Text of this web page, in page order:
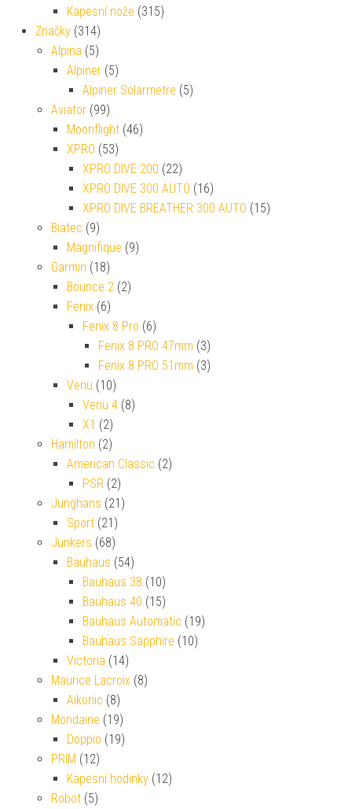
Kapesní nože (315)
Značky (314)
Alpina (5)
Alpiner (5)
Alpiner Solarmetre (5)
Aviator (99)
Moonflight (46)
XPRO (53)
XPRO DIVE 200 (22)
XPRO DIVE 300 AUTO (16)
XPRO DIVE BREATHER 300 AUTO (15)
Biatec (9)
Magnifique (9)
Garmin (18)
Bounce 2 (2)
Fenix (6)
Fenix 8 Pro (6)
Fenix 8 PRO 47mm (3)
Fenix 8 PRO 51mm (3)
Venu (10)
Venu 4 (8)
X1 (2)
Hamilton (2)
American Classic (2)
PSR (2)
Junghans (21)
Sport (21)
Junkers (68)
Bauhaus (54)
Bauhaus 38 (10)
Bauhaus 40 (15)
Bauhaus Automatic (19)
Bauhaus Sapphire (10)
Victoria (14)
Maurice Lacroix (8)
Aikonic (8)
Mondaine (19)
Doppio (19)
PRIM (12)
Kapesní hodinky (12)
Robot (5)